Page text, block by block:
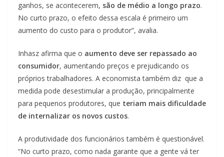
ganhos, se acontecerem, são de médio a longo prazo.
No curto prazo, o efeito dessa escala é primeiro um
aumento do custo para o produtor”, avalia.
Inhasz afirma que o aumento deve ser repassado ao
consumidor, aumentando preços e prejudicando os
próprios trabalhadores. A economista também diz que a
medida pode desestimular a produção, principalmente
para pequenos produtores, que teriam mais dificuldade
de internalizar os novos custos.
A produtividade dos funcionários também é questionável.
“No curto prazo, como nada garante que a gente vá ter